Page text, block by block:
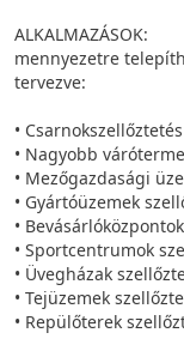
ALKALMAZÁSOK:
mennyezetre
tervezve:
• Csarnokszellőztetés
• Nagyobb
• Mezőgazdasági
• Gyártóüzemek
•
• Sportcentrumok
• Üvegházak
• Tejüzemek
• Repülőterek